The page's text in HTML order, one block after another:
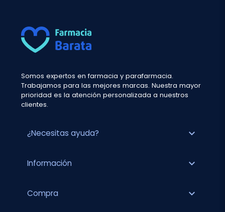
Somos expertos en farmacia y parafarmacia.
Trabajamos para las mejores marcas. Nuestra mayor
prioridad es la atención personalizada a nuestros
clientes.
¿Necesitas ayuda? expand_more
Información expand_more
Compra expand_more